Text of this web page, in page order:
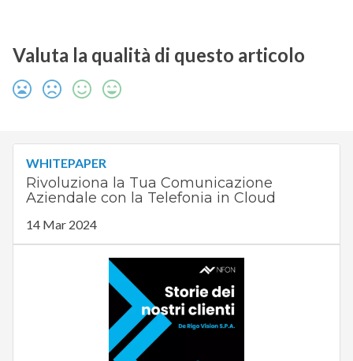
Valuta la qualità di questo articolo
WHITEPAPER
Rivoluziona la Tua Comunicazione
Aziendale con la Telefonia in Cloud
14 Mar 2024